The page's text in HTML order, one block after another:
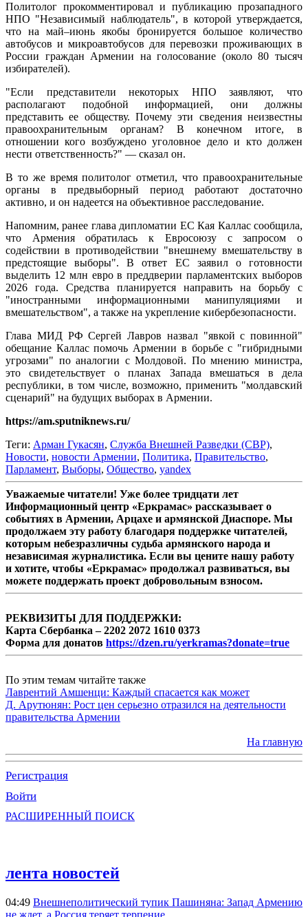
Политолог прокомментировал и публикацию прозападного
НПО "Независимый наблюдатель", в которой утверждается,
что на май–июнь якобы бронируется большое количество
автобусов и микроавтобусов для перевозки проживающих в
России граждан Армении на голосование (около 80 тысяч
избирателей).
"Если представители некоторых НПО заявляют, что
располагают подобной информацией, они должны
представить ее обществу. Почему эти сведения неизвестны
правоохранительным органам? В конечном итоге, в
отношении кого возбуждено уголовное дело и кто должен
нести ответственность?" — сказал он.
В то же время политолог отметил, что правоохранительные
органы в предвыборный период работают достаточно
активно, и он надеется на объективное расследование.
Напомним, ранее глава дипломатии ЕС Кая Каллас сообщила,
что Армения обратилась к Евросоюзу с запросом о
содействии в противодействии "внешнему вмешательству в
предстоящие выборы". В ответ ЕС заявил о готовности
выделить 12 млн евро в преддверии парламентских выборов
2026 года. Средства планируется направить на борьбу с
"иностранными информационными манипуляциями и
вмешательством", а также на укрепление кибербезопасности.
Глава МИД РФ Сергей Лавров назвал "явкой с повинной"
обещание Каллас помочь Армении в борьбе с "гибридными
угрозами" по аналогии с Молдовой. По мнению министра,
это свидетельствует о планах Запада вмешаться в дела
республики, в том числе, возможно, применить "молдавский
сценарий" на будущих выборах в Армении.
https://am.sputniknews.ru/
Теги: Арман Гукасян, Служба Внешней Разведки (СВР),
Новости, новости Армении, Политика, Правительство,
Парламент, Выборы, Общество, yandex
Уважаемые читатели! Уже более тридцати лет
Информационный центр «Еркрамас» рассказывает о
событиях в Армении, Арцахе и армянской Диаспоре. Мы
продолжаем эту работу благодаря поддержке читателей,
которым небезразличны судьба армянского народа и
независимая журналистика. Если вы цените нашу работу
и хотите, чтобы «Еркрамас» продолжал развиваться, вы
можете поддержать проект добровольным взносом.
РЕКВИЗИТЫ ДЛЯ ПОДДЕРЖКИ:
Карта Сбербанка – 2202 2072 1610 0373
Форма для донатов https://dzen.ru/yerkramas?donate=true
По этим темам читайте также
Лаврентий Амшенци: Каждый спасается как может
Д. Арутюнян: Рост цен серьезно отразился на деятельности
правительства Армении
На главную
Регистрация
Войти
РАСШИРЕННЫЙ ПОИСК
лента новостей
04:49 Внешнеполитический тупик Пашиняна: Запад Армению